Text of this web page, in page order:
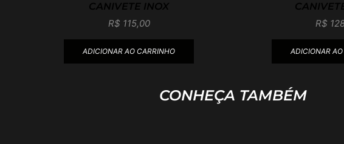
CANIVETE INOX
R$ 115,00
ADICIONAR AO CARRINHO
R$
ADICIONAR
CONHEÇA TAMBÉM